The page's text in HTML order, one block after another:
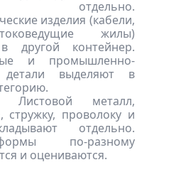
отдельно.
изделия (кабели,
жилы)
другой контейнер.
и промышленно-
детали выделяют в
металл,
стружку, проволоку и
отдельно.
по-разному
и оцениваются.